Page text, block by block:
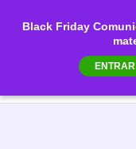
Black Friday
para